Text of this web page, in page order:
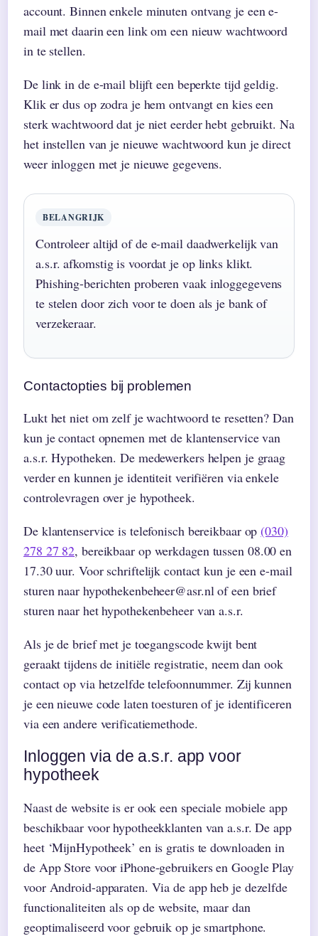
account. Binnen enkele minuten ontvang je een e-
mail met daarin een link om een nieuw wachtwoord
in te stellen.
De link in de e-mail blijft een beperkte tijd geldig.
Klik er dus op zodra je hem ontvangt en kies een
sterk wachtwoord dat je niet eerder hebt gebruikt. Na
het instellen van je nieuwe wachtwoord kun je direct
weer inloggen met je nieuwe gegevens.
BELANGRIJK
Controleer altijd of de e-mail daadwerkelijk van
a.s.r. afkomstig is voordat je op links klikt.
Phishing-berichten proberen vaak inloggegevens
te stelen door zich voor te doen als je bank of
verzekeraar.
Contactopties bij problemen
Lukt het niet om zelf je wachtwoord te resetten? Dan
kun je contact opnemen met de klantenservice van
a.s.r. Hypotheken. De medewerkers helpen je graag
verder en kunnen je identiteit verifiëren via enkele
controlevragen over je hypotheek.
De klantenservice is telefonisch bereikbaar op(030)
278 27 82, bereikbaar op werkdagen tussen 08.00 en
17.30 uur. Voor schriftelijk contact kun je een e-mail
sturen naar hypothekenbeheer@asr.nl of een brief
sturen naar het hypothekenbeheer van a.s.r.
Als je de brief met je toegangscode kwijt bent
geraakt tijdens de initiële registratie, neem dan ook
contact op via hetzelfde telefoonnummer. Zij kunnen
je een nieuwe code laten toesturen of je identificeren
via een andere verificatiemethode.
Inloggen via de a.s.r. app voor
hypotheek
Naast de website is er ook een speciale mobiele app
beschikbaar voor hypotheekklanten van a.s.r. De app
heet ‘MijnHypotheek’ en is gratis te downloaden in
de App Store voor iPhone-gebruikers en Google Play
voor Android-apparaten. Via de app heb je dezelfde
functionaliteiten als op de website, maar dan
geoptimaliseerd voor gebruik op je smartphone.